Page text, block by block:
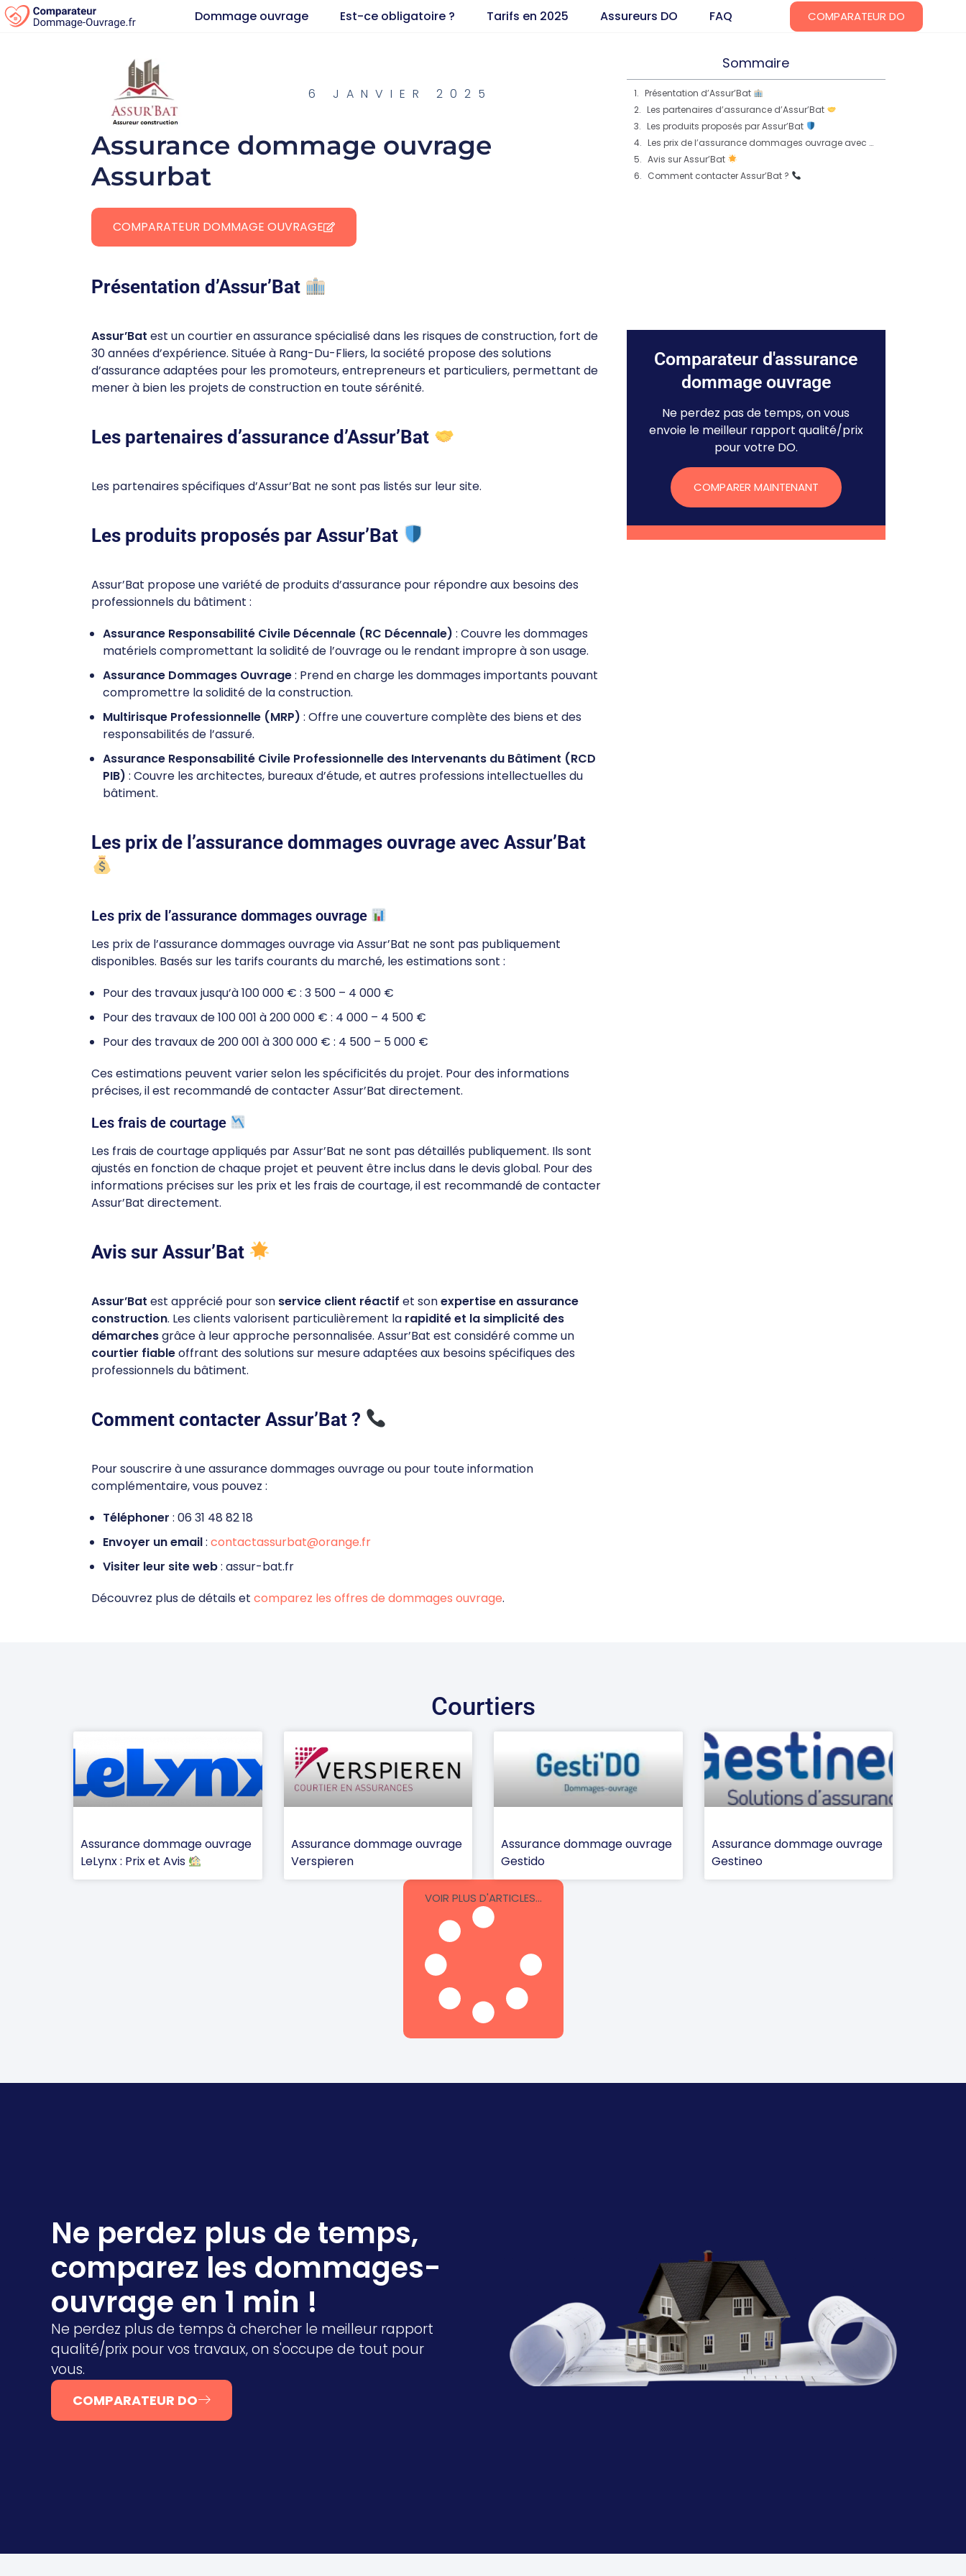
Dommage ouvrage Est-ce obligatoire ? Tarifs en 2025 Assureurs DO FAQ COMPARATEUR DO
6 JANVIER 2025
Assurance dommage ouvrage
Assurbat
COMPARATEUR DOMMAGE OUVRAGE
Présentation d’Assur’Bat
Assur’Bat est un courtier en assurance spécialisé dans les risques de construction, fort de
30 années d’expérience. Située à Rang-Du-Fliers, la société propose des solutions
d’assurance adaptées pour les promoteurs, entrepreneurs et particuliers, permettant de
mener à bien les projets de construction en toute sérénité.
Les partenaires d’assurance d’Assur’Bat
Les partenaires spécifiques d’Assur’Bat ne sont pas listés sur leur site.
Les produits proposés par Assur’Bat
Assur’Bat propose une variété de produits d’assurance pour répondre aux besoins des
professionnels du bâtiment :
Assurance Responsabilité Civile Décennale (RC Décennale) : Couvre les dommages
matériels compromettant la solidité de l’ouvrage ou le rendant impropre à son usage.
Assurance Dommages Ouvrage: Prend en charge les dommages importants pouvant
compromettre la solidité de la construction.
Multirisque Professionnelle (MRP) : Offre une couverture complète des biens et des
responsabilités de l’assuré.
Assurance Responsabilité Civile Professionnelle des Intervenants du Bâtiment (RCD
PIB) : Couvre les architectes, bureaux d’étude, et autres professions intellectuelles du
bâtiment.
Les prix de l’assurance dommages ouvrage avec Assur’Bat
Les prix de l’assurance dommages ouvrage
Les prix de l’assurance dommages ouvrage via Assur’Bat ne sont pas publiquement
disponibles. Basés sur les tarifs courants du marché, les estimations sont :
Pour des travaux jusqu’à 100 000 € : 3 500 – 4 000 €
Pour des travaux de 100 001 à 200 000 € : 4 000 – 4 500 €
Pour des travaux de 200 001 à 300 000 € : 4 500 – 5 000 €
Ces estimations peuvent varier selon les spécificités du projet. Pour des informations
précises, il est recommandé de contacter Assur’Bat directement.
Les frais de courtage
Les frais de courtage appliqués par Assur’Bat ne sont pas détaillés publiquement. Ils sont
ajustés en fonction de chaque projet et peuvent être inclus dans le devis global. Pour des
informations précises sur les prix et les frais de courtage, il est recommandé de contacter
Assur’Bat directement.
Avis sur Assur’Bat
Assur’Bat est apprécié pour son service client réactif et sonexpertise en assurance
construction. Les clients valorisent particulièrement la rapidité et la simplicité des
démarchesgrâce à leur approche personnalisée. Assur’Bat est considéré comme un
courtier fiableoffrant des solutions sur mesure adaptées aux besoins spécifiques des
professionnels du bâtiment.
Comment contacter Assur’Bat ?
Pour souscrire à une assurance dommages ouvrage ou pour toute information
complémentaire, vous pouvez :
Téléphoner : 06 31 48 82 18
Envoyer un email: contactassurbat@orange.fr
Visiter leur site web: assur-bat.fr
Découvrez plus de détails et comparez les offres de dommages ouvrage.
Sommaire
Présentation d’Assur’Bat
Les partenaires d’assurance d’Assur’Bat
Les produits proposés par Assur’Bat
Les prix de l’assurance dommages ouvrage avec Assur’Bat
Avis sur Assur’Bat
Comment contacter Assur’Bat ?
Comparateur d'assurance
dommage ouvrage
Ne perdez pas de temps, on vous
envoie le meilleur rapport qualité/prix
pour votre DO.
COMPARER MAINTENANT
Courtiers
Assurance dommage ouvrage
LeLynx : Prix et Avis
Assurance dommage ouvrage
Verspieren
Assurance dommage ouvrage
Gestido
Assurance dommage ouvrage
Gestineo
VOIR PLUS D'ARTICLES...
Ne perdez plus de temps,
comparez les dommages-
ouvrage en 1 min !
Ne perdez plus de temps à chercher le meilleur rapport
qualité/prix pour vos travaux, on s'occupe de tout pour
vous.
COMPARATEUR DO